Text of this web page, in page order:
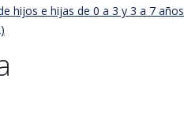
hijos e hijas de 0 a 3 y 3 a 7 años